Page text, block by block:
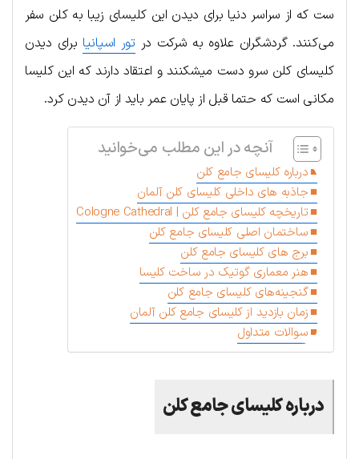
ست که از سراسر دنیا برای دیدن این کلیسای زیبا به کلن سفر
می‌کنند. گردشگران علاوه به شرکت در تور اسپانیا برای دیدن
کلیسای کلن سرو دست میشکنند و اعتقاد دارند که این کلیسا
مکانی است که حتما قبل از پایان عمر باید از آن دیدن کرد.
آنچه در این مطلب می‌خوانید
درباره کلیسای جامع کلن
جاذبه های داخلی کلیسای کلن آلمان
تاریخچه کلیسای جامع کلن | Cologne Cathedral
ساختمان اصلی کلیسای جامع کلن
برج های کلیسای جامع کلن
هنر معماری گوتیک در ساخت کلیسا
گنجینه‌های کلیسای جامع کلن
زمان بازدید از کلیسای جامع کلن آلمان
سوالات متداول
درباره کلیسای جامع کلن